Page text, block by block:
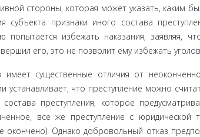
сторо­ны, которая может указать, каким
субъекта признаки иного состава
попытается избежать наказания, заявляя,
его, это не позволит ему избежать
существенные отличия от
устанавливает, что преступле­ние можно
состава преступления, ко­торое
все же преступле­ние с
окончено). Однако добро­вольный отказ